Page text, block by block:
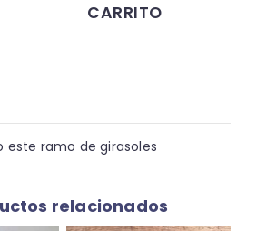
CARRITO
este ramo de girasoles
relacionados